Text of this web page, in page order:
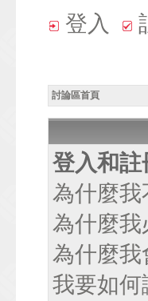
登入
討論區首頁
登入和註
為什麼我
為什麼我
為什麼我
我要如